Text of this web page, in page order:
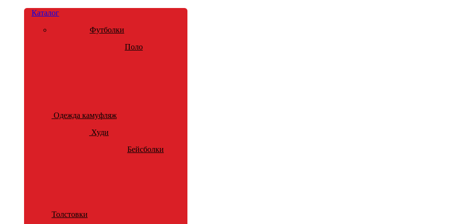
Каталог
Футболки
Поло
Одежда камуфляж
Худи
Бейсболки
Толстовки